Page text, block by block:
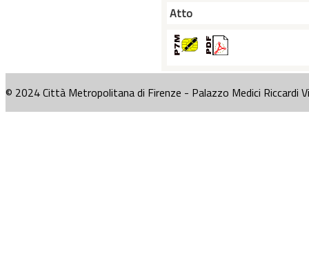
Atto
© 2024 Città Metropolitana di Firenze - Palazzo Medici Riccardi